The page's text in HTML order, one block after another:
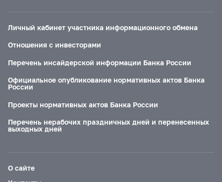
Личный кабинет участника информационного обмена
Отношения с инвесторами
Перечень инсайдерской информации Банка России
Официальное опубликование нормативных актов Банка
России
Проекты нормативных актов Банка России
Перечень нерабочих праздничных дней и перенесенных
выходных дней
О сайте